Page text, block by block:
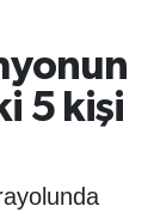
5 kişi